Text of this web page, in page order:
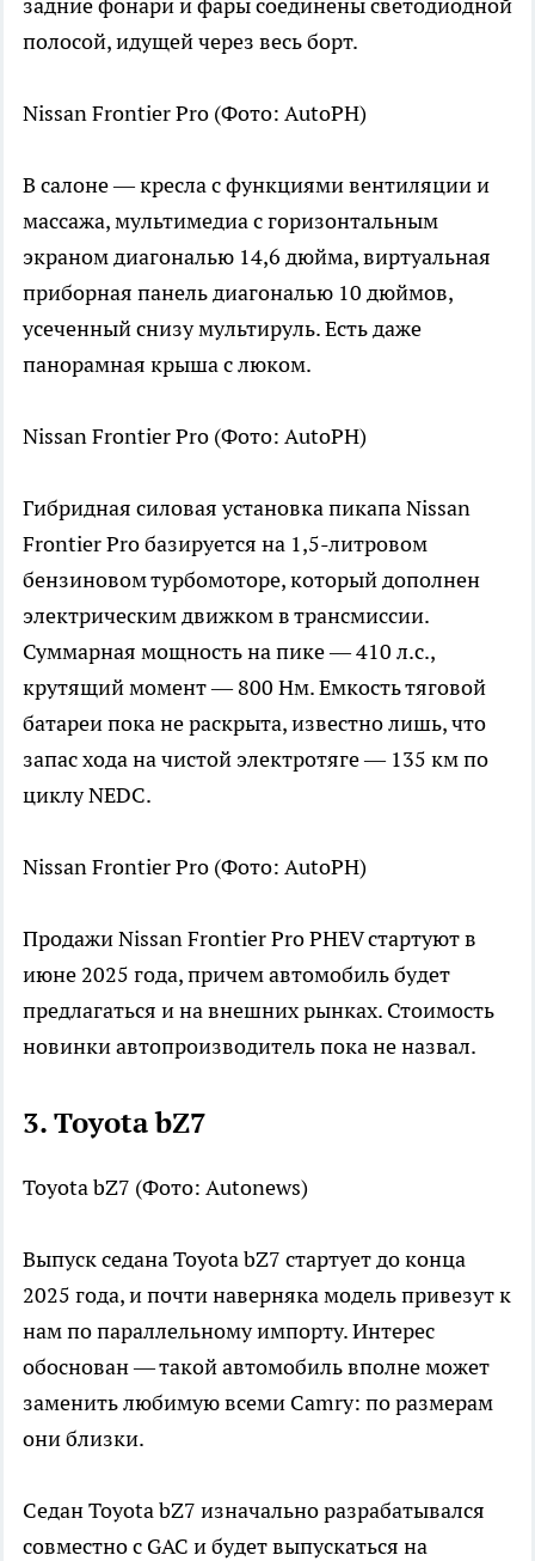
полосой, идущей через весь борт.
Nissan Frontier Pro (Фото: AutoPH)
В салоне — кресла с функциями вентиляции и
массажа, мультимедиа с горизонтальным
экраном диагональю 14,6 дюйма, виртуальная
приборная панель диагональю 10 дюймов,
усеченный снизу мультируль. Есть даже
панорамная крыша с люком.
Nissan Frontier Pro (Фото: AutoPH)
Гибридная силовая установка пикапа Nissan
Frontier Pro базируется на 1,5-литровом
бензиновом турбомоторе, который дополнен
электрическим движком в трансмиссии.
Суммарная мощность на пике — 410 л.с.,
крутящий момент — 800 Нм. Емкость тяговой
батареи пока не раскрыта, известно лишь, что
запас хода на чистой электротяге — 135 км по
циклу NEDC.
Nissan Frontier Pro (Фото: AutoPH)
Продажи Nissan Frontier Pro PHEV стартуют в
июне 2025 года, причем автомобиль будет
предлагаться и на внешних рынках. Стоимость
новинки автопроизводитель пока не назвал.
3. Toyota bZ7
Toyota bZ7 (Фото: Autonews)
Выпуск седана Toyota bZ7 стартует до конца
2025 года, и почти наверняка модель привезут к
нам по параллельному импорту. Интерес
обоснован — такой автомобиль вполне может
заменить любимую всеми Camry: по размерам
они близки.
Седан Toyota bZ7 изначально разрабатывался
совместно с GAC и будет выпускаться на